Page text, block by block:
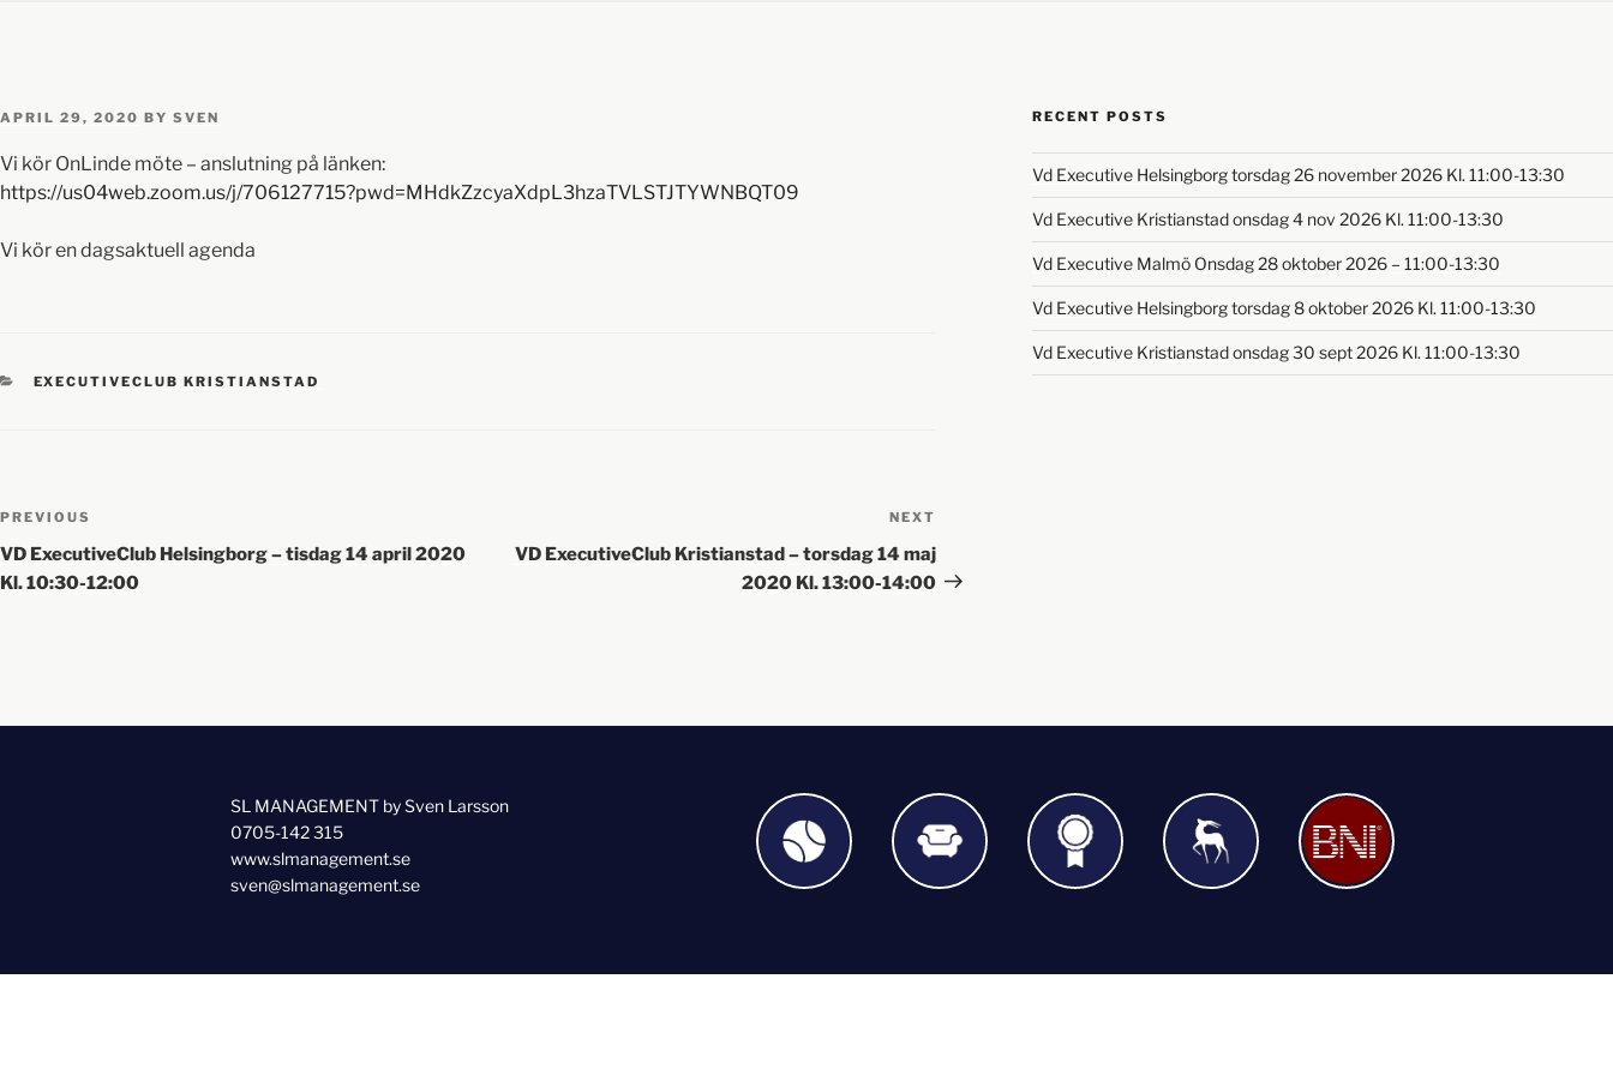
APRIL 29, 2020 BY SVEN
Vi kör OnLinde möte – anslutning på länken:
https://us04web.zoom.us/j/706127715?pwd=MHdkZzcyaXdpL3hzaTVLSTJTYWNBQT09
Vi kör en dagsaktuell agenda
EXECUTIVECLUB KRISTIANSTAD
PREVIOUS
VD ExecutiveClub Helsingborg – tisdag 14 april 2020
Kl. 10:30-12:00
NEXT
VD ExecutiveClub Kristianstad – torsdag 14 maj
2020 Kl. 13:00-14:00
RECENT POSTS
Vd Executive Helsingborg torsdag 26 november 2026 Kl. 11:00-13:30
Vd Executive Kristianstad onsdag 4 nov 2026 Kl. 11:00-13:30
Vd Executive Malmö Onsdag 28 oktober 2026 – 11:00-13:30
Vd Executive Helsingborg torsdag 8 oktober 2026 Kl. 11:00-13:30
Vd Executive Kristianstad onsdag 30 sept 2026 Kl. 11:00-13:30
SL MANAGEMENT by Sven Larsson
0705-142 315
www.slmanagement.se
sven@slmanagement.se